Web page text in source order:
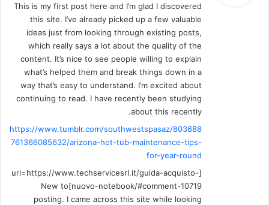
ل
This is my first post here and I’m glad I discovered
this site. I’ve already picked up a few valuable
ideas just from looking through existing posts,
which really says a lot about the quality of the
content. It’s nice to see people willing to explain
what’s helped them and break things down in a
way that’s easy to understand. I’m excited about
continuing to read. I have recently been studying
about this recently.
https://www.tumblr.com/southwestspasaz/803688
761366085632/arizona-hot-tub-maintenance-tips-
for-year-round
[url=https://www.techservicesrl.it/guida-acquisto-
nuovo-notebook/#comment-10719]New to
posting. I came across this site while looking